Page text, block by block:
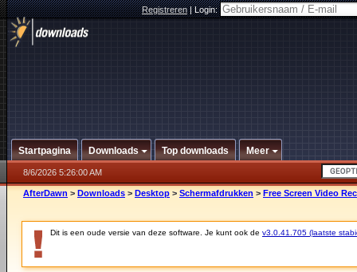
Registreren|Login:
Startpagina Downloads Top downloads Meer
8/6/2026 5:26:00 AM
AfterDawn > Downloads > Desktop > Schermafdrukken > Free Screen Video
Dit is een oude versie van deze software. Je kunt ook de v3.0.41.705 (laatste